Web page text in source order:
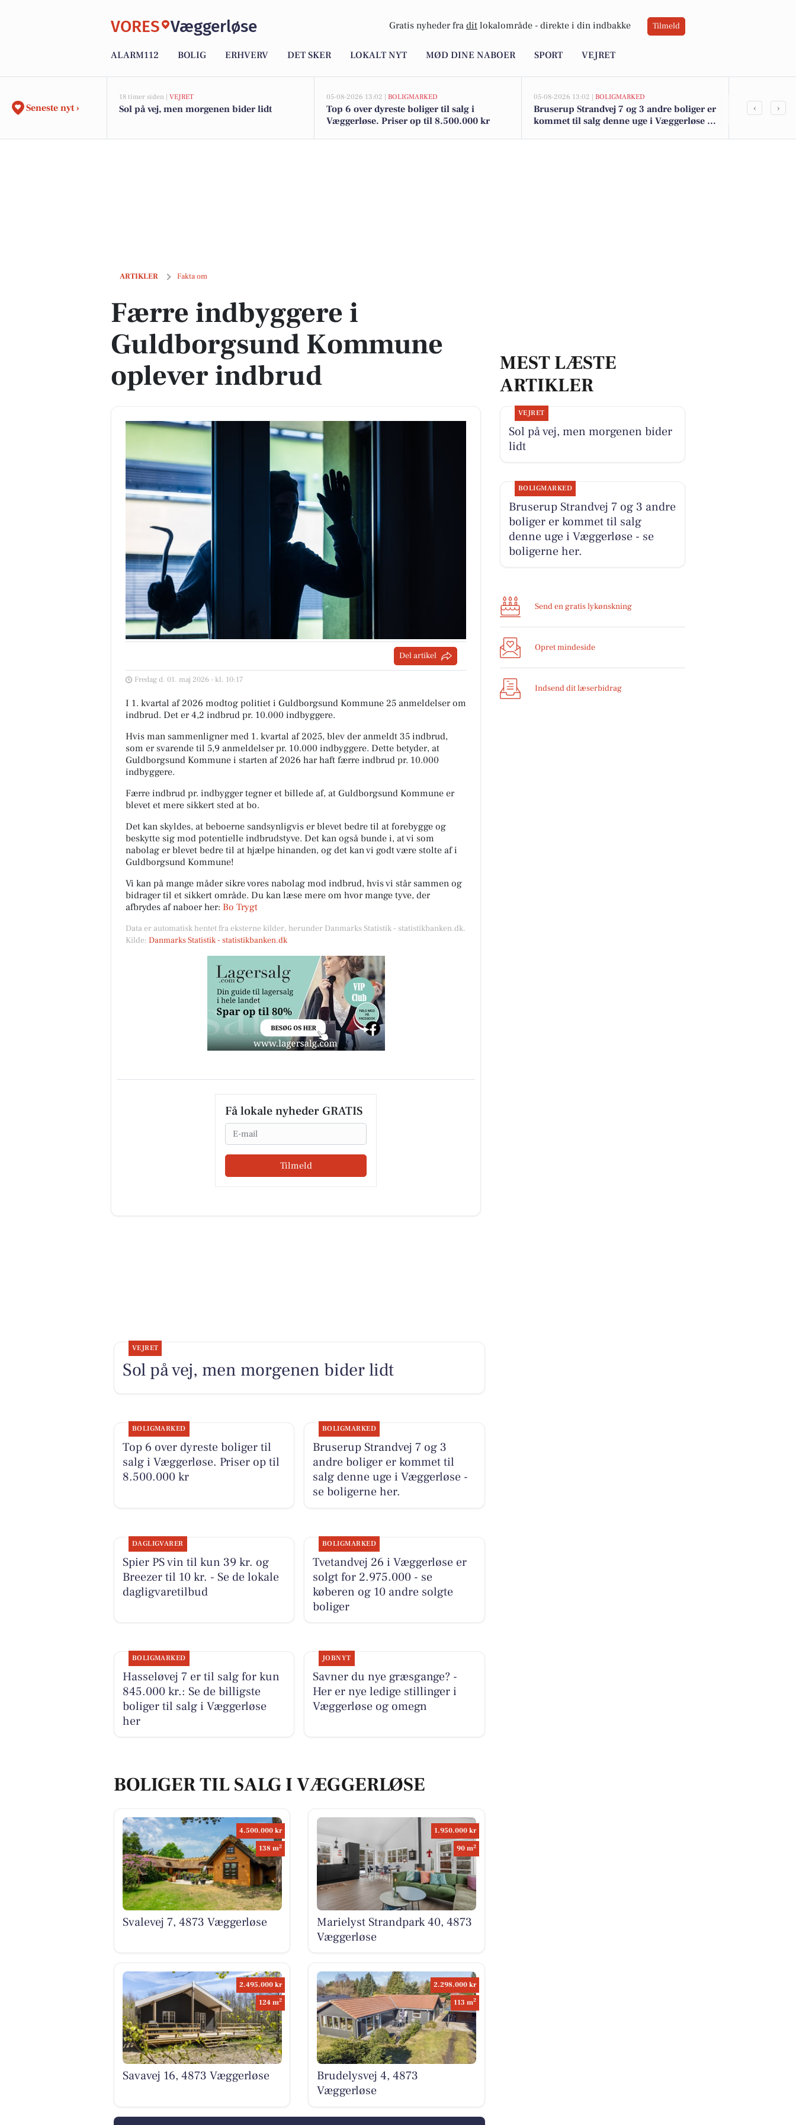
VORES Væggerløse Gratis nyheder fra dit lokalområde - direkte i din indbakke Tilmeld
ALARM112 BOLIG ERHVERV DET SKER LOKALT NYT MØD DINE NABOER SPORT VEJRET
Seneste nyt ›
18 timer siden | VEJRET
Sol på vej, men morgenen bider lidt
05-08-2026 13:02 | BOLIGMARKED
Top 6 over dyreste boliger til salg i
Væggerløse. Priser op til 8.500.000 kr
05-08-2026 13:02 | BOLIGMARKED
Bruserup Strandvej 7 og 3 andre boliger er
kommet til salg denne uge i Væggerløse -
Spier PS
‹ ›
ARTIKLER Fakta om
Færre indbyggere i Guldborgsund Kommune oplever indbrud
Færre indbyggere i
Guldborgsund Kommune
oplever indbrud
Del artikel
Fredag d. 01. maj 2026 - kl. 10:17
I 1. kvartal af 2026 modtog politiet i Guldborgsund Kommune 25 anmeldelser om
indbrud. Det er 4,2 indbrud pr. 10.000 indbyggere.
Hvis man sammenligner med 1. kvartal af 2025, blev der anmeldt 35 indbrud,
som er svarende til 5,9 anmeldelser pr. 10.000 indbyggere. Dette betyder, at
Guldborgsund Kommune i starten af 2026 har haft færre indbrud pr. 10.000
indbyggere.
Færre indbrud pr. indbygger tegner et billede af, at Guldborgsund Kommune er
blevet et mere sikkert sted at bo.
Det kan skyldes, at beboerne sandsynligvis er blevet bedre til at forebygge og
beskytte sig mod potentielle indbrudstyve. Det kan også bunde i, at vi som
nabolag er blevet bedre til at hjælpe hinanden, og det kan vi godt være stolte af i
Guldborgsund Kommune!
Vi kan på mange måder sikre vores nabolag mod indbrud, hvis vi står sammen og
bidrager til et sikkert område. Du kan læse mere om hvor mange tyve, der
afbrydes af naboer her: Bo Trygt
Data er automatisk hentet fra eksterne kilder, herunder Danmarks Statistik - statistikbanken.dk.
Kilde: Danmarks Statistik - statistikbanken.dk
Få lokale nyheder GRATIS
Email
Tilmeld
MEST LÆSTE
ARTIKLER
VEJRET
Sol på vej, men morgenen bider
lidt
BOLIGMARKED
Bruserup Strandvej 7 og 3 andre
boliger er kommet til salg
denne uge i Væggerløse - se
boligerne her.
Send en gratis lykønskning
Opret mindeside
Indsend dit læserbidrag
VEJRET
Sol på vej, men morgenen bider lidt
BOLIGMARKED
Top 6 over dyreste boliger til
salg i Væggerløse. Priser op til
8.500.000 kr
BOLIGMARKED
Bruserup Strandvej 7 og 3
andre boliger er kommet til
salg denne uge i Væggerløse -
se boligerne her.
DAGLIGVARER
Spier PS vin til kun 39 kr. og
Breezer til 10 kr. - Se de lokale
dagligvaretilbud
BOLIGMARKED
Tvetandvej 26 i Væggerløse er
solgt for 2.975.000 - se
køberen og 10 andre solgte
boliger
BOLIGMARKED
Hasseløvej 7 er til salg for kun
845.000 kr.: Se de billigste
boliger til salg i Væggerløse
her
JOBNYT
Savner du nye græsgange? -
Her er nye ledige stillinger i
Væggerløse og omegn
BOLIGER TIL SALG I VÆGGERLØSE
4.500.000 kr
138 m2
Svalevej 7, 4873 Væggerløse
1.950.000 kr
90 m2
Marielyst Strandpark 40, 4873
Væggerløse
2.495.000 kr
124 m2
Savavej 16, 4873 Væggerløse
2.298.000 kr
113 m2
Brudelysvej 4, 4873
Væggerløse